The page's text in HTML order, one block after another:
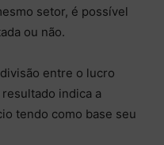
setor, é possível
ou não.
entre o lucro
indica a
tendo como base seu